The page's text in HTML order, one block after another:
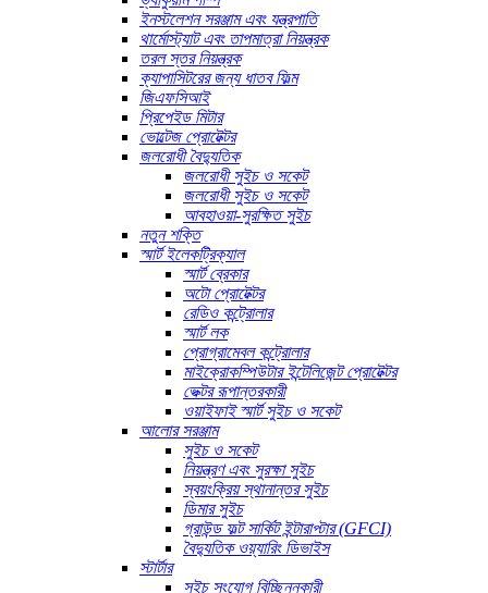
ইনস্টলেশন সরঞ্জাম এবং যন্ত্রপাতি
থার্মোস্ট্যাট এবং তাপমাত্রা নিয়ন্ত্রক
তরল স্তর নিয়ন্ত্রক
ক্যাপাসিটরের জন্য ধাতব ফিল্ম
জিএফসিআই
প্রিপেইড মিটার
ভোল্টেজ প্রোটেক্টর
জলরোধী বৈদ্যুতিক
জলরোধী সুইচ ও সকেট
জলরোধী সুইচ ও সকেট
আবহাওয়া-সুরক্ষিত সুইচ
নতুন শক্তি
স্মার্ট ইলেকট্রিক্যাল
স্মার্ট ব্রেকার
অটো প্রোটেক্টর
রেডিও কন্ট্রোলার
স্মার্ট লক
প্রোগ্রামেবল কন্ট্রোলার
মাইক্রোকম্পিউটার ইন্টেলিজেন্ট প্রোটেক্টর
ভেক্টর রূপান্তরকারী
ওয়াইফাই স্মার্ট সুইচ ও সকেট
আলোর সরঞ্জাম
সুইচ ও সকেট
নিয়ন্ত্রণ এবং সুরক্ষা সুইচ
স্বয়ংক্রিয় স্থানান্তর সুইচ
ডিমার সুইচ
গ্রাউন্ড ফল্ট সার্কিট ইন্টারাপ্টার (GFCI)
বৈদ্যুতিক ওয়্যারিং ডিভাইস
স্টার্টার
সুইচ সংযোগ বিচ্ছিন্নকারী